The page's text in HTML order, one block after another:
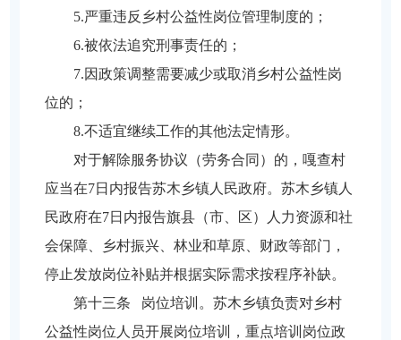
5.严重违反乡村公益性岗位管理制度的；
6.被依法追究刑事责任的；
7.因政策调整需要减少或取消乡村公益性岗
位的；
8.不适宜继续工作的其他法定情形。
对于解除服务协议（劳务合同）的，嘎查村
应当在7日内报告苏木乡镇人民政府。苏木乡镇人
民政府在7日内报告旗县（市、区）人力资源和社
会保障、乡村振兴、林业和草原、财政等部门，
停止发放岗位补贴并根据实际需求按程序补缺。
第十三条 岗位培训。苏木乡镇负责对乡村
公益性岗位人员开展岗位培训，重点培训岗位政